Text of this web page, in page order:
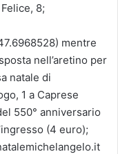
8;
mentre
nell’aretino per
natale di
1 a Caprese
550° anniversario
(4 euro);